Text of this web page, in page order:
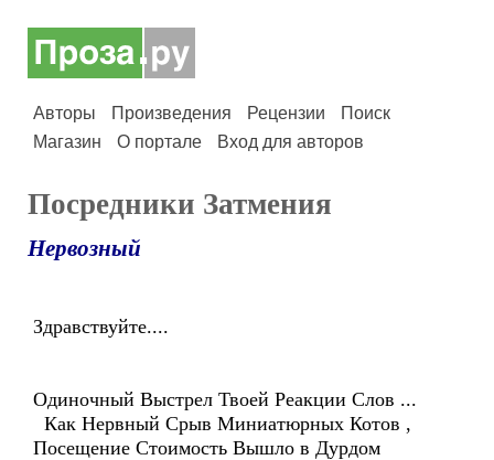
Авторы Произведения Рецензии
Поиск
Магазин
О портале Вход для авторов
Посредники Затмения
Нервозный
Здравствуйте....
Одиночный Выстрел Твоей Реакции Слов ...
Как Нервный Срыв Миниатюрных Котов ,
Посещение Стоимость Вышло в Дурдом